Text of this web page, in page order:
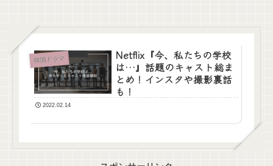
韓国ドラマ
Netflix『今、私たちの学校
は…』話題のキャスト総ま
とめ！インスタや撮影裏話
も！
2022.02.14